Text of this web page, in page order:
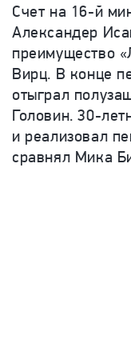
Счет на 16-й
Александер
преимущество
Вирц. В конце
отыграл
Головин. 30-
и реализовал
сравнял Мика